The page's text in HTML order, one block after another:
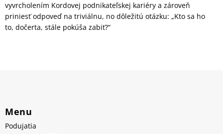
vyvrcholením Kordovej podnikateľskej kariéry a zároveň
priniesť odpoveď na triviálnu, no dôležitú otázku: „Kto sa ho
to, dočerta, stále pokúša zabiť?“
Menu
Podujatia